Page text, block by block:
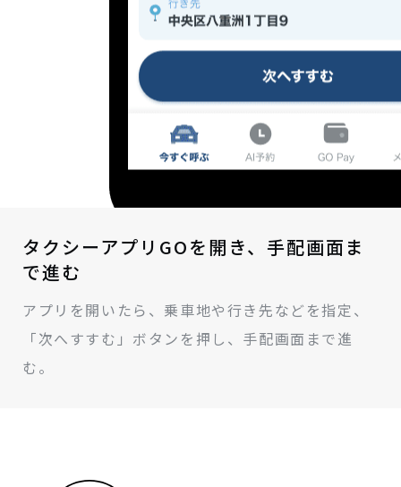
タクシーアプリGOを開き、手配画面ま
で進む
アプリを開いたら、乗車地や行き先などを指定、
「次へすすむ」ボタンを押し、手配画面まで進
む。